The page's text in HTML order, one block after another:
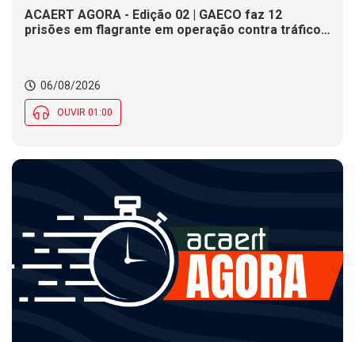
ACAERT AGORA - Edição 02 | GAECO faz 12
prisões em flagrante em operação contra tráfico
cerâmica em SC
06/08/2026
OUVIR 01:00